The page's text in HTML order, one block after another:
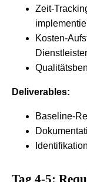
Zeit-
Kosten-
Deliverables:
Baseline-